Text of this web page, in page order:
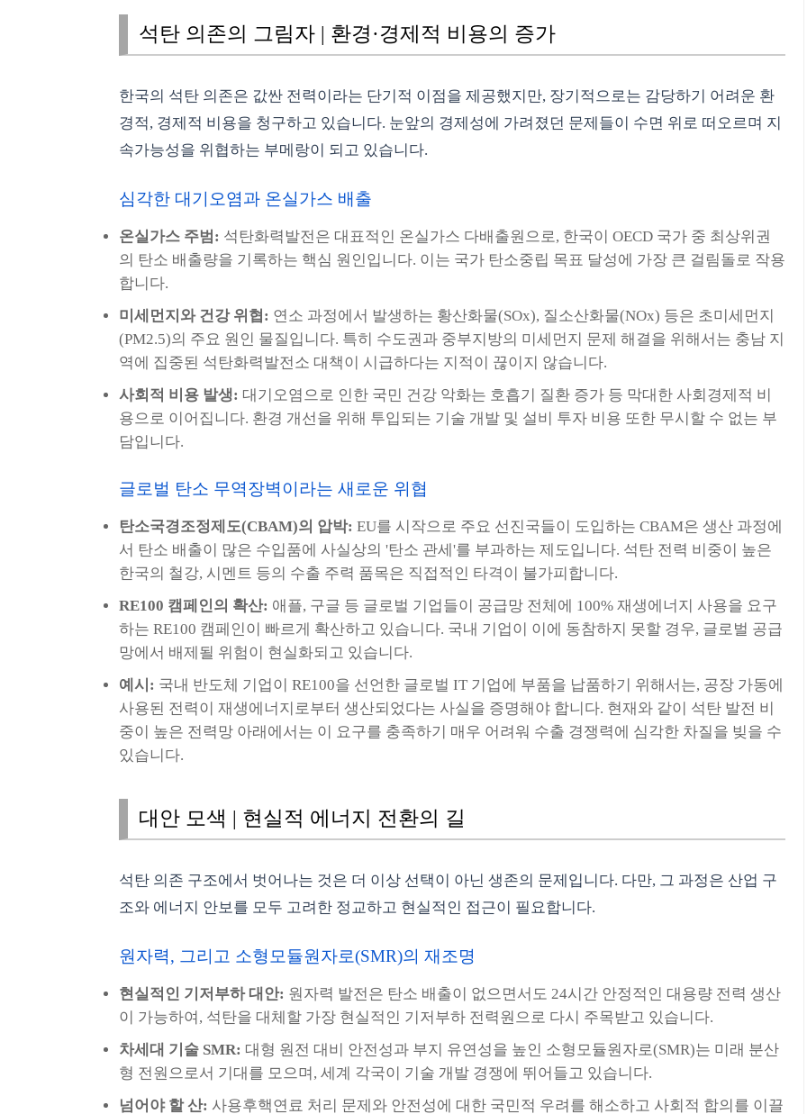
석탄 의존의 그림자 | 환경·경제적 비용의 증가
한국의 석탄 의존은 값싼 전력이라는 단기적 이점을 제공했지만, 장기적으로는 감당하기 어려운 환
경적, 경제적 비용을 청구하고 있습니다. 눈앞의 경제성에 가려졌던 문제들이 수면 위로 떠오르며 지
속가능성을 위협하는 부메랑이 되고 있습니다.
심각한 대기오염과 온실가스 배출
온실가스 주범: 석탄화력발전은 대표적인 온실가스 다배출원으로, 한국이 OECD 국가 중 최상위권
의 탄소 배출량을 기록하는 핵심 원인입니다. 이는 국가 탄소중립 목표 달성에 가장 큰 걸림돌로 작용
합니다.
미세먼지와 건강 위협: 연소 과정에서 발생하는 황산화물(SOx), 질소산화물(NOx) 등은 초미세먼지
(PM2.5)의 주요 원인 물질입니다. 특히 수도권과 중부지방의 미세먼지 문제 해결을 위해서는 충남 지
역에 집중된 석탄화력발전소 대책이 시급하다는 지적이 끊이지 않습니다.
사회적 비용 발생: 대기오염으로 인한 국민 건강 악화는 호흡기 질환 증가 등 막대한 사회경제적 비
용으로 이어집니다. 환경 개선을 위해 투입되는 기술 개발 및 설비 투자 비용 또한 무시할 수 없는 부
담입니다.
글로벌 탄소 무역장벽이라는 새로운 위협
탄소국경조정제도(CBAM)의 압박: EU를 시작으로 주요 선진국들이 도입하는 CBAM은 생산 과정에
서 탄소 배출이 많은 수입품에 사실상의 '탄소 관세'를 부과하는 제도입니다. 석탄 전력 비중이 높은
한국의 철강, 시멘트 등의 수출 주력 품목은 직접적인 타격이 불가피합니다.
RE100 캠페인의 확산: 애플, 구글 등 글로벌 기업들이 공급망 전체에 100% 재생에너지 사용을 요구
하는 RE100 캠페인이 빠르게 확산하고 있습니다. 국내 기업이 이에 동참하지 못할 경우, 글로벌 공급
망에서 배제될 위험이 현실화되고 있습니다.
예시: 국내 반도체 기업이 RE100을 선언한 글로벌 IT 기업에 부품을 납품하기 위해서는, 공장 가동에
사용된 전력이 재생에너지로부터 생산되었다는 사실을 증명해야 합니다. 현재와 같이 석탄 발전 비
중이 높은 전력망 아래에서는 이 요구를 충족하기 매우 어려워 수출 경쟁력에 심각한 차질을 빚을 수
있습니다.
대안 모색 | 현실적 에너지 전환의 길
석탄 의존 구조에서 벗어나는 것은 더 이상 선택이 아닌 생존의 문제입니다. 다만, 그 과정은 산업 구
조와 에너지 안보를 모두 고려한 정교하고 현실적인 접근이 필요합니다.
원자력, 그리고 소형모듈원자로(SMR)의 재조명
현실적인 기저부하 대안: 원자력 발전은 탄소 배출이 없으면서도 24시간 안정적인 대용량 전력 생산
이 가능하여, 석탄을 대체할 가장 현실적인 기저부하 전력원으로 다시 주목받고 있습니다.
차세대 기술 SMR: 대형 원전 대비 안전성과 부지 유연성을 높인 소형모듈원자로(SMR)는 미래 분산
형 전원으로서 기대를 모으며, 세계 각국이 기술 개발 경쟁에 뛰어들고 있습니다.
넘어야 할 산: 사용후핵연료 처리 문제와 안전성에 대한 국민적 우려를 해소하고 사회적 합의를 이끌